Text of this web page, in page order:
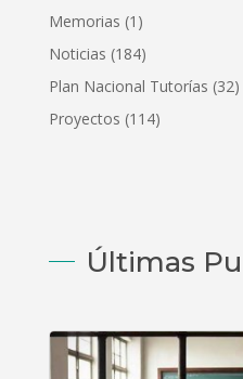
Memorias (1)
Noticias (184)
Plan Nacional Tutorías (32)
Proyectos (114)
Últimas